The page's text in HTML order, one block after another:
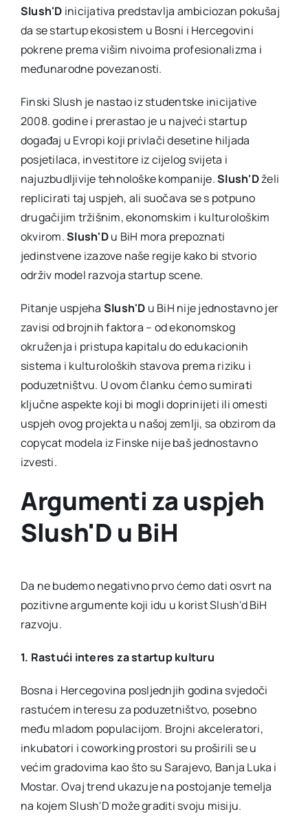
Slush'D inicijativa predstavlja ambiciozan pokušaj
da se startup ekosistem u Bosni i Hercegovini
pokrene prema višim nivoima profesionalizma i
međunarodne povezanosti.
Finski Slush je nastao iz studentske inicijative
2008. godine i prerastao je u najveći startup
događaj u Evropi koji privlači desetine hiljada
posjetilaca, investitore iz cijelog svijeta i
najuzbudljivije tehnološke kompanije.Slush'Dželi
replicirati taj uspjeh, ali suočava se s potpuno
drugačijim tržišnim, ekonomskim i kulturološkim
okvirom.Slush'Du BiH mora prepoznati
jedinstvene izazove naše regije kako bi stvorio
održiv model razvoja startup scene.
Pitanje uspjeha Slush'D u BiH nije jednostavno jer
zavisi od brojnih faktora – od ekonomskog
okruženja i pristupa kapitalu do edukacionih
sistema i kulturoloških stavova prema riziku i
poduzetništvu. U ovom članku ćemo sumirati
ključne aspekte koji bi mogli doprinijeti ili omesti
uspjeh ovog projekta u našoj zemlji, sa obzirom da
copycat modela iz Finske nije baš jednostavno
izvesti.
Argumenti za uspjeh
Slush'D u BiH
Da ne budemo negativno prvo ćemo dati osvrt na
pozitivne argumente koji idu u korist Slush'd BiH
razvoju.
1. Rastući interes za startup kulturu
Bosna i Hercegovina posljednjih godina svjedoči
rastućem interesu za poduzetništvo, posebno
među mladom populacijom. Brojni akceleratori,
inkubatori i coworking prostori su proširili se u
većim gradovima kao što su Sarajevo, Banja Luka i
Mostar. Ovaj trend ukazuje na postojanje temelja
na kojem Slush'D može graditi svoju misiju.